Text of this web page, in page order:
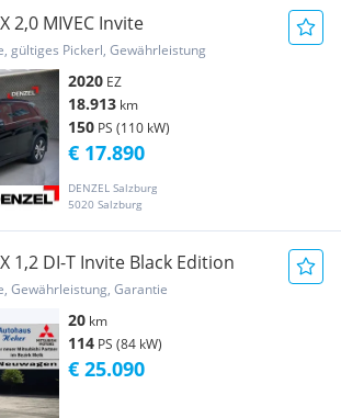
2,0 MIVEC Invite
gültiges Pickerl, Gewährleistung
2020 EZ
18.913 km
150 PS (110 kW)
DENZEL Salzburg
5020 Salzburg
€ 17.890
1,2 DI-T Invite Black Edition
Gewährleistung, Garantie
20 km
114 PS (84 kW)
€ 25.090